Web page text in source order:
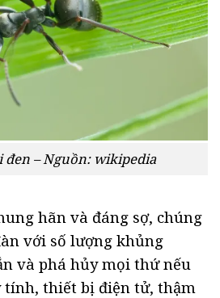
đen – Nguồn: wikipedia
hãn và đáng sợ, chúng
với số lượng khủng
và phá hủy mọi thứ nếu
thiết bị điện tử, thậm